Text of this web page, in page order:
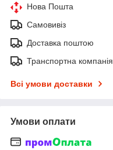
Нова Пошта
Самовивіз
Доставка поштою
Транспортна компанія
Всі умови доставки
Умови оплати